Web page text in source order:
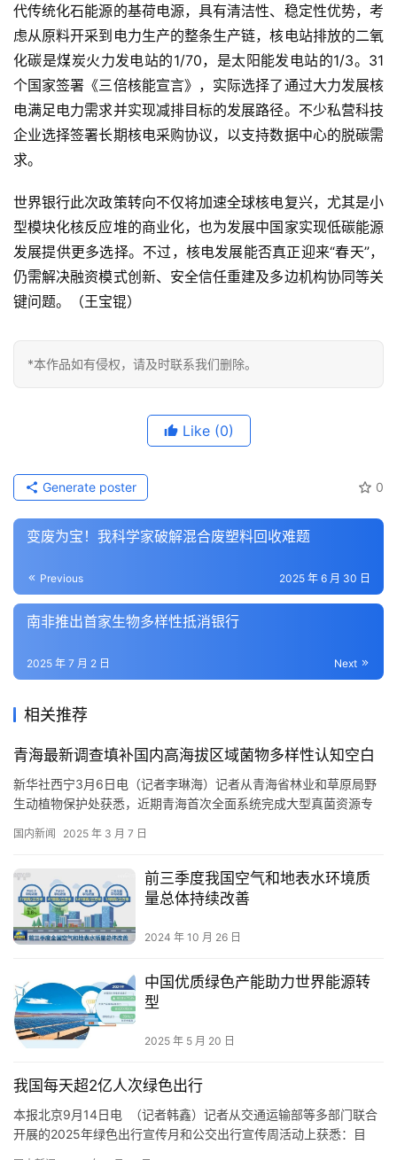
代传统化石能源的基荷电源，具有清洁性、稳定性优势，考
虑从原料开采到电力生产的整条生产链，核电站排放的二氧
化碳是煤炭火力发电站的1/70，是太阳能发电站的1/3。31
个国家签署《三倍核能宣言》，实际选择了通过大力发展核
电满足电力需求并实现减排目标的发展路径。不少私营科技
企业选择签署长期核电采购协议，以支持数据中心的脱碳需
求。
世界银行此次政策转向不仅将加速全球核电复兴，尤其是小
型模块化核反应堆的商业化，也为发展中国家实现低碳能源
发展提供更多选择。不过，核电发展能否真正迎来“春天”，
仍需解决融资模式创新、安全信任重建及多边机构协同等关
键问题。（王宝锟）
*本作品如有侵权，请及时联系我们删除。
Like (0)
0
Generate poster
变废为宝！我科学家破解混合废塑料回收难题
Previous 2025 年 6 月 30 日
南非推出首家生物多样性抵消银行
Next
2025 年 7 月 2 日
相关推荐
青海最新调查填补国内高海拔区域菌物多样性认知空白
新华社西宁3月6日电（记者李琳海）记者从青海省林业和草原局野
生动植物保护处获悉，近期青海首次全面系统完成大型真菌资源专
域菌物多样性认知空白。 据了解，2022年起，青海省林草局联合中
学院微生物研究所、广东省科学院微生物研究所等单位专家团队启
动了…
国内新闻 2025 年 3 月 7 日
前三季度我国空气和地表水环境质
量总体持续改善
2024 年 10 月 26 日
中国优质绿色产能助力世界能源转
型
2025 年 5 月 20 日
我国每天超2亿人次绿色出行
本报北京9月14日电 （记者韩鑫）记者从交通运输部等多部门联合
开展的2025年绿色出行宣传月和公交出行宣传周活动上获悉：目